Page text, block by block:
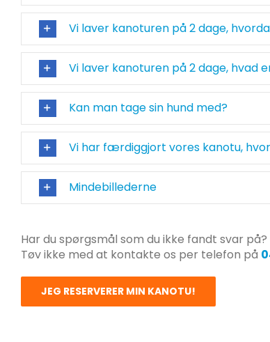
Vi laver kanoturen på 2 dage,
Vi laver kanoturen på 2 dage, hvad
Kan man tage sin hund med?
Vi har færdiggjort vores kanotu,
Mindebillederne
Har du spørgsmål som du ikke fandt svar på?
Tøv ikke med at kontakte os per telefon på
JEG RESERVERER MIN KANOTU!